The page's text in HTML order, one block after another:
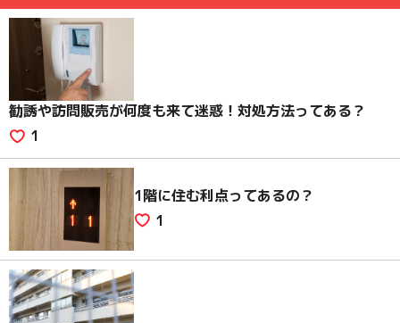
勧誘や訪問販売が何度も来て迷惑！対処方法ってある？
1
1階に住む利点ってあるの？
1